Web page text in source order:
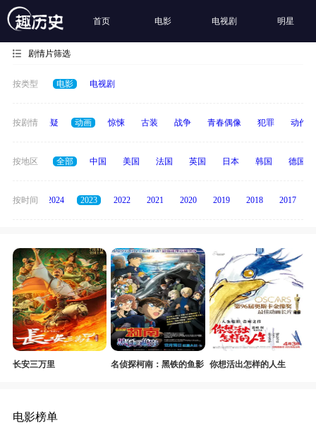
首页 电影 电视剧 明星
剧情片筛选
按类型 电影 电视剧
按剧情
家庭 悬疑 动画 惊悚 古装 战争 青春偶像 犯罪 动作
按地区 全部 中国 美国 法国 英国 日本 韩国 德国
按时间
2025 2024 2023 2022 2021 2020 2019 2018 2017
长安三万里 名侦探柯南：黑铁的鱼影 你想活出怎样的人生
电影榜单